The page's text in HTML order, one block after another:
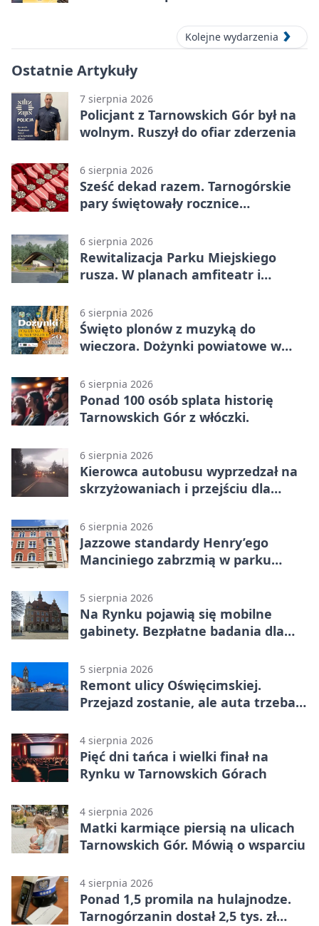
Kolejne wydarzenia
Ostatnie Artykuły
7 sierpnia 2026
Policjant z Tarnowskich Gór był na
wolnym. Ruszył do ofiar zderzenia
6 sierpnia 2026
Sześć dekad razem. Tarnogórskie
pary świętowały rocznice
6 sierpnia 2026
Rewitalizacja Parku Miejskiego
rusza. W planach amfiteatr i
6 sierpnia 2026
Święto plonów z muzyką do
wieczora. Dożynki powiatowe w
6 sierpnia 2026
Ponad 100 osób splata historię
Tarnowskich Gór z włóczki.
6 sierpnia 2026
Kierowca autobusu wyprzedzał na
skrzyżowaniach i przejściu dla
6 sierpnia 2026
Jazzowe standardy Henry’ego
Manciniego zabrzmią w parku
5 sierpnia 2026
Na Rynku pojawią się mobilne
gabinety. Bezpłatne badania dla
5 sierpnia 2026
Remont ulicy Oświęcimskiej.
Przejazd zostanie, ale auta trzeba
4 sierpnia 2026
Pięć dni tańca i wielki finał na
Rynku w Tarnowskich Górach
4 sierpnia 2026
Matki karmiące piersią na ulicach
Tarnowskich Gór. Mówią o wsparciu
4 sierpnia 2026
Ponad 1,5 promila na hulajnodze.
Tarnogórzanin dostał 2,5 tys. zł